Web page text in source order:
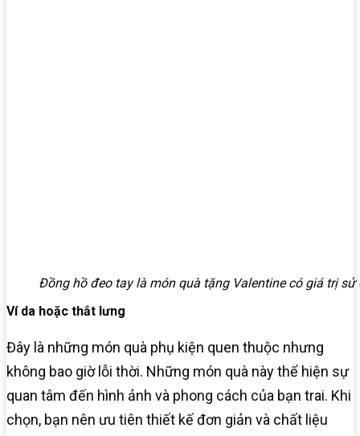
Đồng hồ đeo tay là món quà tặng Valentine có giá trị sử
Ví da hoặc thắt lưng
Đây là những món quà phụ kiện quen thuộc nhưng
không bao giờ lỗi thời. Những món quà này thể hiện sự
quan tâm đến hình ảnh và phong cách của bạn trai. Khi
chọn, bạn nên ưu tiên thiết kế đơn giản và chất liệu